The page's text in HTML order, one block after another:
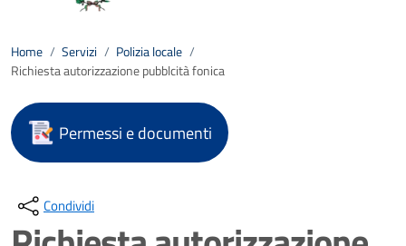
Home / Servizi / Polizia locale /
Richiesta autorizzazione pubblcità fonica
Permessi e documenti
Condividi